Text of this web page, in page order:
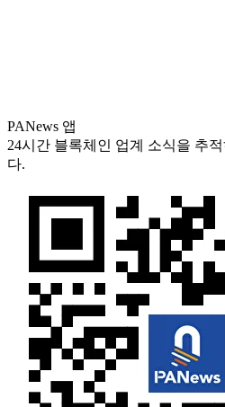
PANews 앱
24시간 블록체인 업계 소식을 추
다.